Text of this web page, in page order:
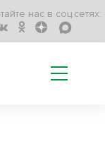
нас в соц.сетях: